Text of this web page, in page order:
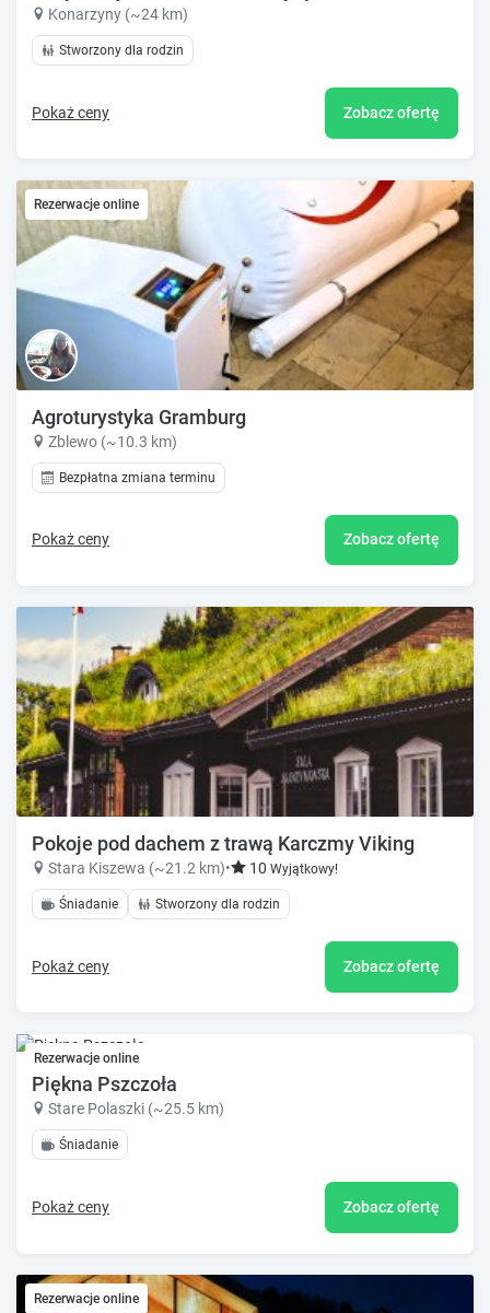
Konarzyny (~24 km)
Stworzony dla rodzin
Pokaż ceny Zobacz ofertę
Rezerwacje online
Agroturystyka Gramburg
Zblewo (~10.3 km)
Bezpłatna zmiana terminu
Pokaż ceny Zobacz ofertę
Pokoje pod dachem z trawą Karczmy Viking
Stara Kiszewa (~21.2 km)• 10 Wyjątkowy!
Śniadanie Stworzony dla rodzin
Pokaż ceny Zobacz ofertę
Rezerwacje online
Piękna Pszczoła
Stare Polaszki (~25.5 km)
Śniadanie
Pokaż ceny Zobacz ofertę
Rezerwacje online